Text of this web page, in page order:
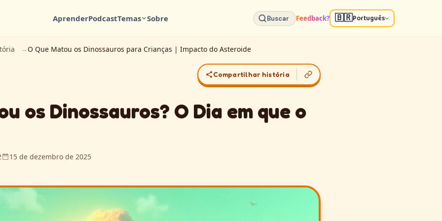
AprenderPodcastTemas Sobre Buscar Feedback? 🇧🇷Português
O Que Matou os Dinossauros para Crianças | Impacto do Asteroide
Compartilhar história
os Dinossauros? O Dia em que o
15 de dezembro de 2025